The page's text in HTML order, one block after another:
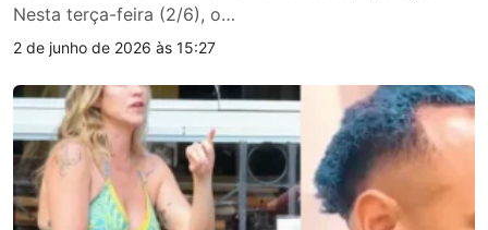
Nesta terça-feira (2/6), o…
2 de junho de 2026 às 15:27